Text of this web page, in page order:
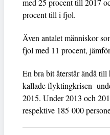
med 25 procent till 2017
procent till i fjol.
Även antalet människor
fjol med 11 procent,
En bra bit återstår ändå
kallade flyktingkrisen
2015. Under 2013 och
respektive 185 000